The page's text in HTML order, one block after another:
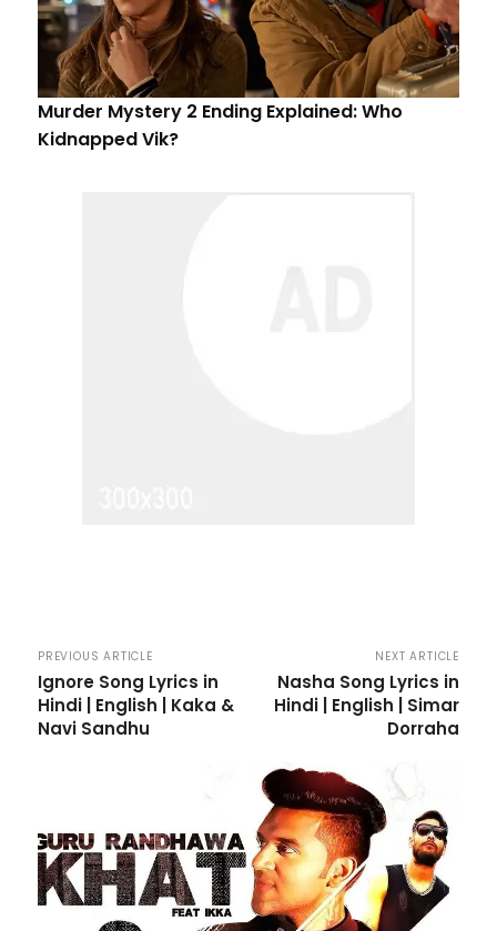
Murder Mystery 2 Ending Explained: Who
Kidnapped Vik?
PREVIOUS ARTICLE
Ignore Song Lyrics in
Hindi | English | Kaka &
Navi Sandhu
NEXT ARTICLE
Nasha Song Lyrics in
Hindi | English | Simar
Dorraha